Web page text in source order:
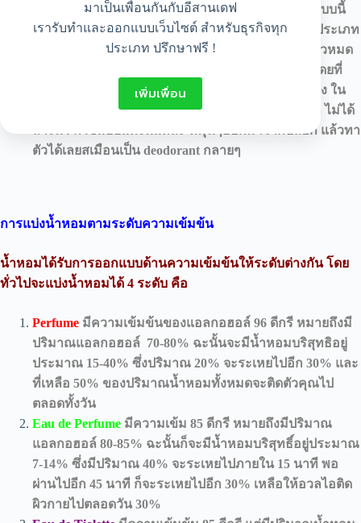
มาเป็นเพื่อนกันกับอีสานเดฟ
เรารับทำและออกแบบเว็บไซต์ สำหรับธุรกิจทุก
ประเภท ปรึกษาฟรี !
เพิ่มเพื่อน
ทาลงตรงจุดชีพจร ปัจจุบันก็มีคนหวนไห้หากรรมวิธีแบบนี้
เลยนำมาใช้ผลิตน้ำหอมบ้าง หากมักผลิตออกมาเป้นประเภท
ผลิตภัณฑ์มีจำนวนจำกัด (limited edition) คือ หมดแล้วหมด
เลย สำหรับน้ำหอมแบบแท่งจะมีหน้าตาคล้ายลิปติกโดยที่
เนื้อผลิตภัณฑ์ ส่วนมากมักใช้สูตรส่วนผสมเนื้อเจลแข็ง ใน
กรณีที่ว่าน้ำหอมแบบ compact นั้น นิ้วคุณอาจสกปรก ไม่ได้
ล้างนิ้ว ก็ใช้แบบแท่งนี่แหละ หมุนๆออกมาจากปลอก แล้วทา
ตัวได้เลยสเมือนเป็น deodorant กลายๆ
การแบ่งน้ำหอมตามระดับความเข้มข้น
น้ำหอมได้รับการออกแบบด้านความเข้มข้นให้ระดับต่างกัน โดย
ทั่วไปจะแบ่งน้ำหอมได้ 4 ระดับ คือ
Perfume มีความเข้มข้นของแอลกอฮอล์ 96 ดีกรี หมายถึงมี
ปริมาณแอลกอฮอล์ 70-80% ฉะนั้นจะมีน้ำหอมบริสุทธิอยู่
ประมาณ 15-40% ซึ่งปริมาณ 20% จะระเหยไปอีก 30% และ
ที่เหลือ 50% ของปริมาณน้ำหอมทั้งหมดจะติดตัวคุณไป
ตลอดทั้งวัน
Eau de Perfume มีความเข้ม 85 ดีกรี หมายถึงมีปริมาณ
แอลกอฮอล์ 80-85% ฉะนั้นก็จะมีน้ำหอมบริสุทธิ์อยู่ประมาณ
7-14% ซึ่งมีปริมาณ 40% จะระเหยไปภายใน 15 นาที พอ
ผ่านไปอีก 45 นาที ก็จะระเหยไปอีก 30% เหลือให้อวลไอติด
ผิวกายไปตลอดวัน 30%